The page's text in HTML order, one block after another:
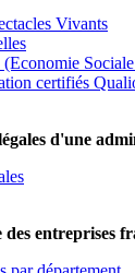
Vivants
(Economie
certifiés
d'une
entreprises